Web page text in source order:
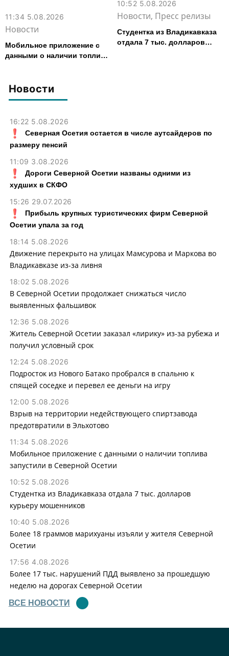
Новости
16:22 5.08.2026
Северная Осетия остается в числе аутсайдеров по
размеру пенсий
11:09 3.08.2026
Дороги Северной Осетии названы одними из
худших в СКФО
15:26 29.07.2026
Прибыль крупных туристических фирм Северной
Осетии упала за год
18:14 5.08.2026
Движение перекрыто на улицах Мамсурова и Маркова во
Владикавказе из-за ливня
18:02 5.08.2026
В Северной Осетии продолжает снижаться число
выявленных фальшивок
12:36 5.08.2026
Житель Северной Осетии заказал «лирику» из-за рубежа и
получил условный срок
12:24 5.08.2026
Подросток из Нового Батако пробрался в спальню к
спящей соседке и перевел ее деньги на игру
12:00 5.08.2026
Взрыв на территории недействующего спиртзавода
предотвратили в Эльхотово
11:34 5.08.2026
Мобильное приложение с данными о наличии топлива
запустили в Северной Осетии
10:52 5.08.2026
Студентка из Владикавказа отдала 7 тыс. долларов
курьеру мошенников
10:40 5.08.2026
Более 18 граммов марихуаны изъяли у жителя Северной
Осетии
17:56 4.08.2026
Более 17 тыс. нарушений ПДД выявлено за прошедшую
неделю на дорогах Северной Осетии
ВСЕ НОВОСТИ
11:34 5.08.2026
Новости
Мобильное приложение с
данными о наличии топлива
10:52 5.08.2026
Новости, Пресс релизы
Студентка из Владикавказа
отдала 7 тыс. долларов